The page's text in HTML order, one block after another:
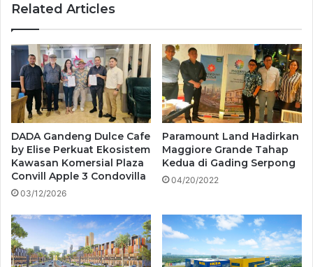
Related Articles
DADA Gandeng Dulce Cafe
by Elise Perkuat Ekosistem
Kawasan Komersial Plaza
Convill Apple 3 Condovilla
03/12/2026
Paramount Land Hadirkan
Maggiore Grande Tahap
Kedua di Gading Serpong
04/20/2022